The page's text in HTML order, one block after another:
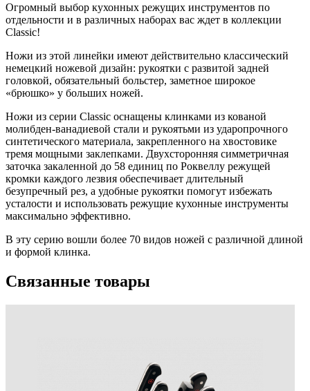
Огромный выбор кухонных режущих инструментов по
отдельности и в различных наборах вас ждет в коллекции
Classic!
Ножи из этой линейки имеют действительно классический
немецкий ножевой дизайн: рукоятки с развитой задней
головкой, обязательный больстер, заметное широкое
«брюшко» у больших ножей.
Ножи из серии Classic оснащены клинками из кованой
молибден-ванадиевой стали и рукоятьми из ударопрочного
синтетического материала, закрепленного на хвостовике
тремя мощными заклепками. Двухсторонняя симметричная
заточка закаленной до 58 единиц по Роквеллу режущей
кромки каждого лезвия обеспечивает длительный
безупречный рез, а удобные рукоятки помогут избежать
усталости и использовать режущие кухонные инструменты
максимально эффективно.
В эту серию вошли более 70 видов ножей с различной длиной
и формой клинка.
Связанные товары